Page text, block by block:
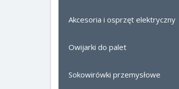
Akcesoria i osprzęt elektryczny
Owijarki do palet
Sokowirówki przemysłowe